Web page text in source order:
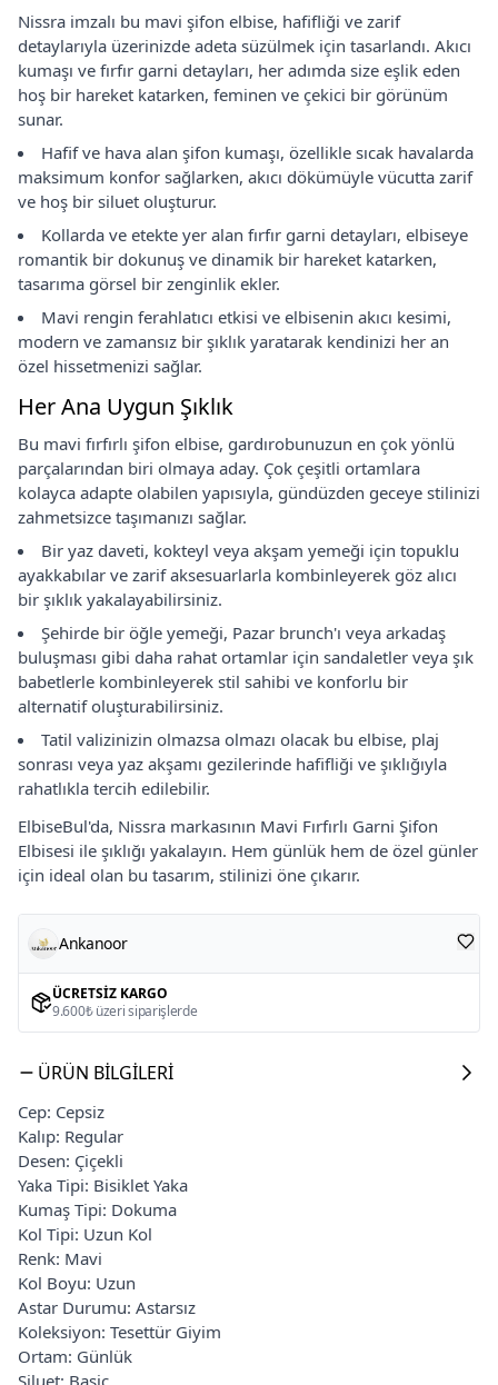
Nissra imzalı bu mavi şifon elbise, hafifliği ve zarif
detaylarıyla üzerinizde adeta süzülmek için tasarlandı. Akıcı
kumaşı ve fırfır garni detayları, her adımda size eşlik eden
hoş bir hareket katarken, feminen ve çekici bir görünüm
sunar.
Hafif ve hava alan şifon kumaşı, özellikle sıcak havalarda
maksimum konfor sağlarken, akıcı dökümüyle vücutta zarif
ve hoş bir siluet oluşturur.
Kollarda ve etekte yer alan fırfır garni detayları, elbiseye
romantik bir dokunuş ve dinamik bir hareket katarken,
tasarıma görsel bir zenginlik ekler.
Mavi rengin ferahlatıcı etkisi ve elbisenin akıcı kesimi,
modern ve zamansız bir şıklık yaratarak kendinizi her an
özel hissetmenizi sağlar.
Her Ana Uygun Şıklık
Bu mavi fırfırlı şifon elbise, gardırobunuzun en çok yönlü
parçalarından biri olmaya aday. Çok çeşitli ortamlara
kolayca adapte olabilen yapısıyla, gündüzden geceye stilinizi
zahmetsizce taşımanızı sağlar.
Bir yaz daveti, kokteyl veya akşam yemeği için topuklu
ayakkabılar ve zarif aksesuarlarla kombinleyerek göz alıcı
bir şıklık yakalayabilirsiniz.
Şehirde bir öğle yemeği, Pazar brunch'ı veya arkadaş
buluşması gibi daha rahat ortamlar için sandaletler veya şık
babetlerle kombinleyerek stil sahibi ve konforlu bir
alternatif oluşturabilirsiniz.
Tatil valizinizin olmazsa olmazı olacak bu elbise, plaj
sonrası veya yaz akşamı gezilerinde hafifliği ve şıklığıyla
rahatlıkla tercih edilebilir.
ElbiseBul'da, Nissra markasının Mavi Fırfırlı Garni Şifon
Elbisesi ile şıklığı yakalayın. Hem günlük hem de özel günler
için ideal olan bu tasarım, stilinizi öne çıkarır.
Ankanoor
ÜCRETSIZ KARGO
9.600₺ üzeri siparişlerde
ÜRÜN BILGILERI
Cep: Cepsiz
Kalıp: Regular
Desen: Çiçekli
Yaka Tipi: Bisiklet Yaka
Kumaş Tipi: Dokuma
Kol Tipi: Uzun Kol
Renk: Mavi
Kol Boyu: Uzun
Astar Durumu: Astarsız
Koleksiyon: Tesettür Giyim
Ortam: Günlük
Siluet: Basic